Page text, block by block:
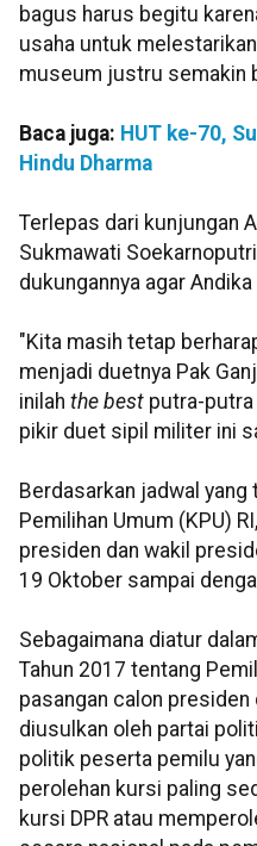
bagus harus begitu
usaha untuk
museum justru semakin
Baca juga: HUT ke-70,
Hindu Dharma
Terlepas dari kunjungan
Sukmawati
dukungannya agar
"Kita masih tetap
menjadi duetnya Pak
inilah the best putra-putra
pikir duet sipil militer ini
Berdasarkan jadwal
Pemilihan Umum (KPU)
presiden dan wakil
19 Oktober sampai
Sebagaimana diatur
Tahun 2017 tentang
pasangan calon
diusulkan oleh partai
politik peserta pemilu
perolehan kursi paling
kursi DPR atau